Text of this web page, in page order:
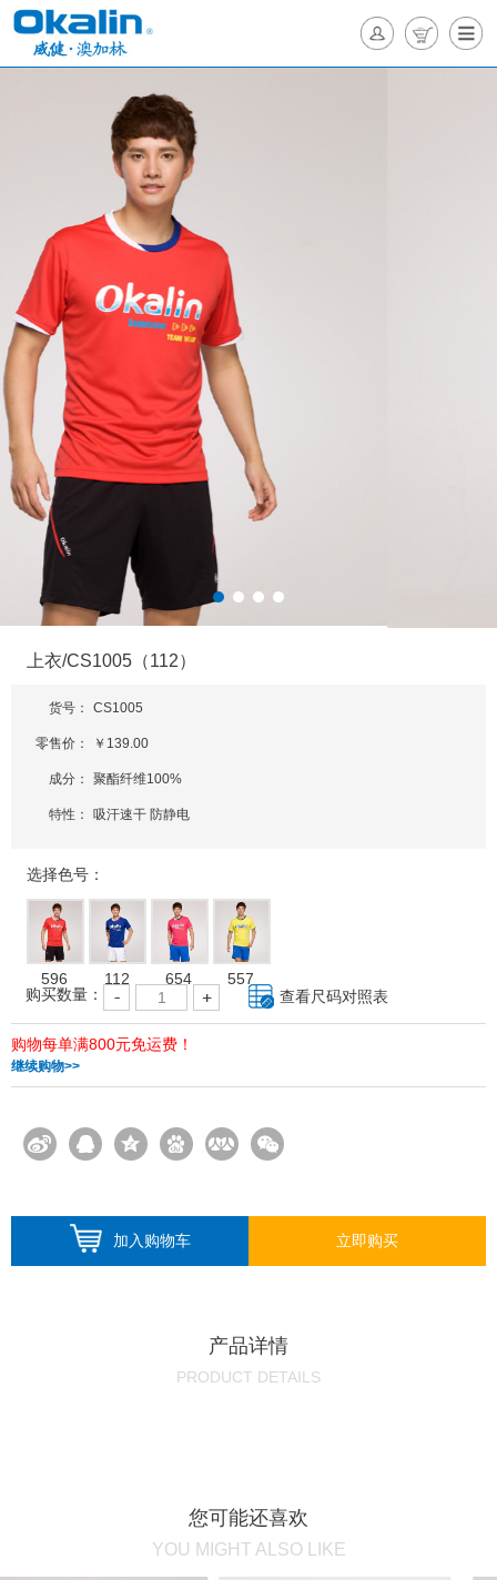
上衣/CS1005（112）
货号： CS1005
零售价： ￥139.00
成分： 聚酯纤维100%
特性： 吸汗速干 防静电
选择色号：
596 112 654
557
购买数量：
查看尺码对照表
购物每单满800元免运费！
继续购物>>
加入购物车 立即购买
产品详情
PRODUCT DETAILS
您可能还喜欢
YOU MIGHT ALSO LIKE